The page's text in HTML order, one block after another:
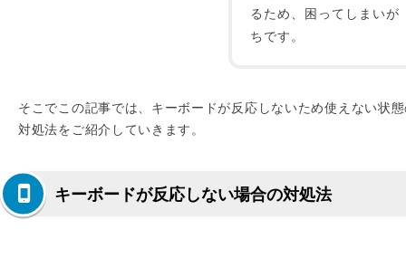
るため、困ってしまいが
ちです。
そこでこの記事では、キーボードが反応しないため使えない状
対処法をご紹介していきます。
キーボードが反応しない場合の対処法